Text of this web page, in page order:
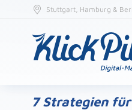
Stuttgart, Hamburg &
7 Strategien